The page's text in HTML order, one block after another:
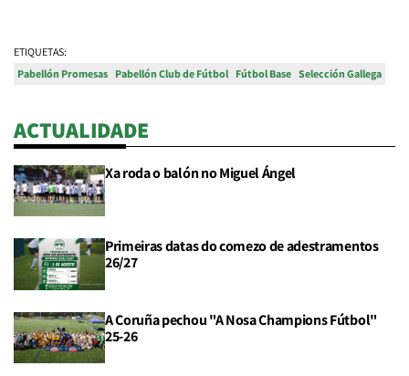
ETIQUETAS:
Pabellón Promesas Pabellón Club de Fútbol Fútbol Base Selección Gallega
ACTUALIDADE
Xa roda o balón no Miguel Ángel
Primeiras datas do comezo de adestramentos
26/27
A Coruña pechou "A Nosa Champions Fútbol"
25-26